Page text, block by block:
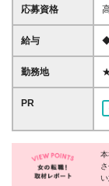
応募資格
給与
◆
勤務地
★
長
--------- ■
イ
PR